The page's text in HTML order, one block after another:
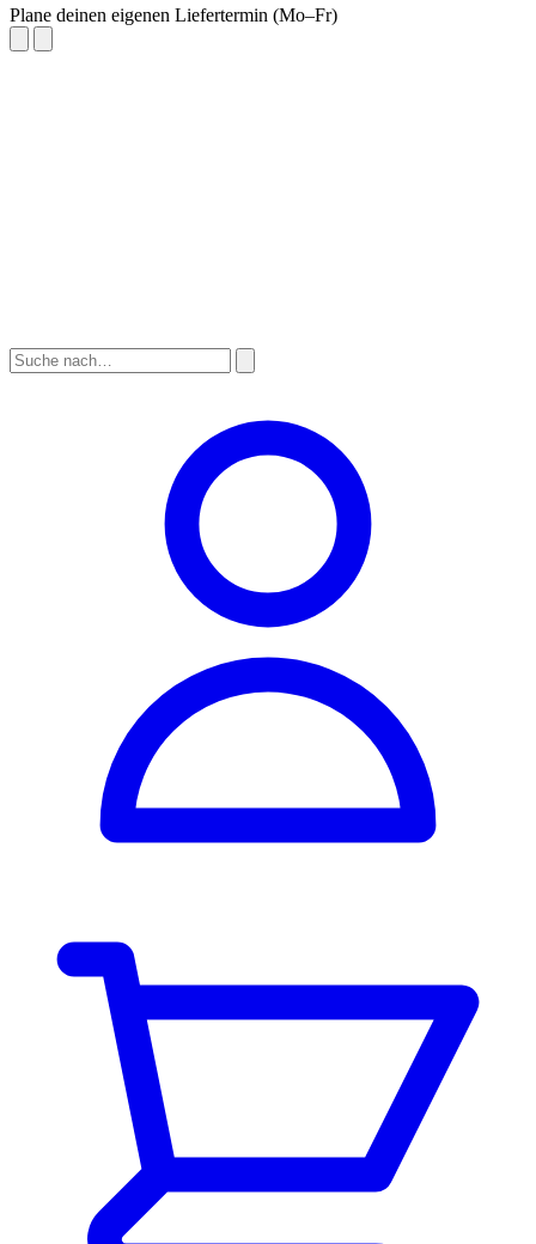
Plane deinen eigenen Liefertermin (Mo–Fr)